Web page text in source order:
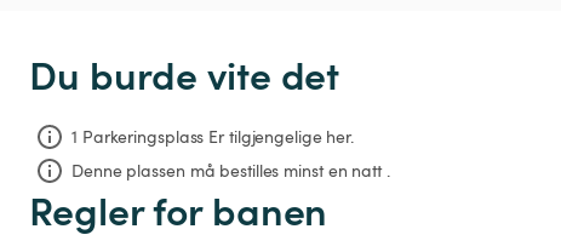
Du burde vite det
1 Parkeringsplass Er tilgjengelige her.
Denne plassen må bestilles minst en natt .
Regler for banen